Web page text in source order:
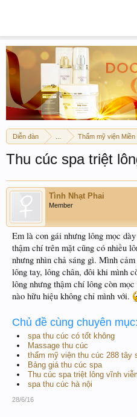
Diễn đàn Thẩm mỹ viện Miền
Thu cúc spa triệt
Tình Nhạt Phai
Member
Em là con gái nhưng lông mọc
thậm chí trên mặt cũng có nhiều
nhưng nhìn chả sáng gì. Mình
lông tay, lông chân, đôi khi mình
lông nhưng thậm chí lông còn
nào hữu hiệu không chỉ mình với.
Chủ đề cùng chuyên mục:
spa thu cúc có tốt không
Massage thu cúc
thẩm mỹ viện thu cúc 288 tây
Bảng giá thu cúc spa
Thu cúc spa triệt lông vĩnh
spa thu cúc hà nội
28/6/16